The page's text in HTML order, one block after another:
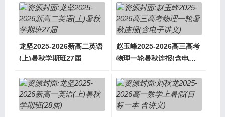
龙坚2025-2026新高二英语
(上)暑秋学期班27届
赵玉峰2025-2026高三高考
物理一轮暑秋连报(含电子